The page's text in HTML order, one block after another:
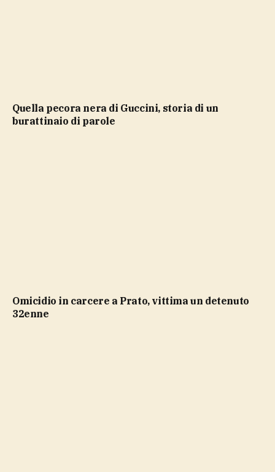
Quella pecora nera di Guccini, storia di un
burattinaio di parole
Omicidio in carcere a Prato, vittima un detenuto
32enne